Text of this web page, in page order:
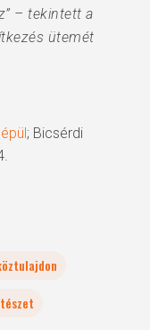
– tekintett a
ütemét
; Bicsérdi